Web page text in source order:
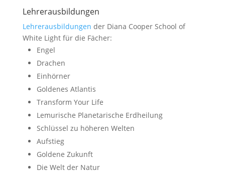
Lehrerausbildungen
Lehrerausbildungen der Diana Cooper School of
White Light für die Fächer:
Engel
Drachen
Einhörner
Goldenes Atlantis
Transform Your Life
Lemurische Planetarische Erdheilung
Schlüssel zu höheren Welten
Aufstieg
Goldene Zukunft
Die Welt der Natur